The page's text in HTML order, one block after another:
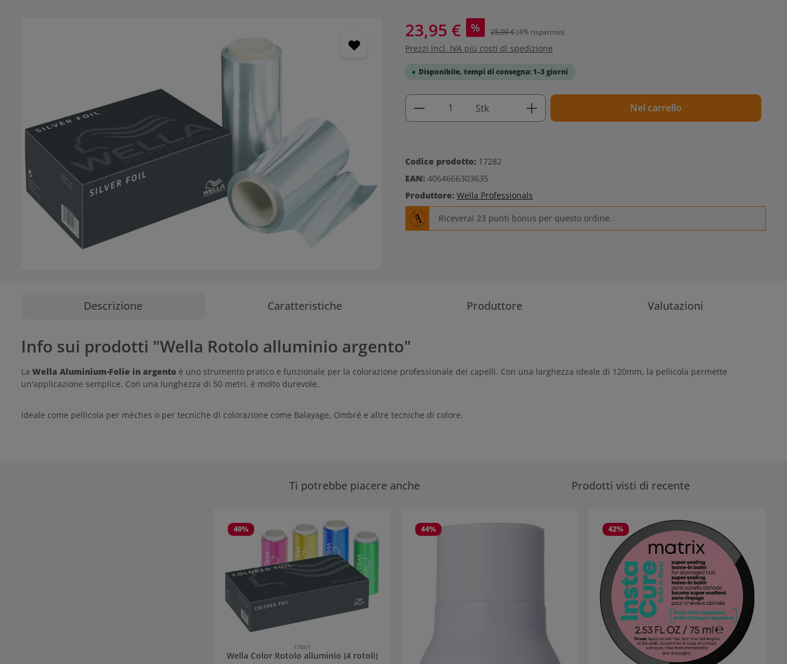
23,95 € % 25,00 €(4% risparmio)
Prezzi incl. IVA più costi di spedizione
Disponibile, tempi di consegna: 1–3 giorni
Quantità del prodotto: inserisci la quantità desiderata o
Stk Nel carrello
Codice prodotto: 17282
EAN: 4064666303635
Produttore: Wella Professionals
Riceverai 23 punti bonus per questo ordine.
Descrizione Caratteristiche Produttore Valutazioni
Info sui prodotti "Wella Rotolo alluminio argento"
La Wella Aluminium-Folie in argento è uno strumento pratico e funzionale per la colorazione professionale dei capelli. Con una larghezza ideale di 120mm, la pellicola permette
un'applicazione semplice. Con una lunghezza di 50 metri, è molto durevole.
Ideale come pellicola per mèches o per tecniche di colorazione come Balayage, Ombré e altre tecniche di colore.
Ti potrebbe piacere anche Prodotti visti di recente
40%
17001
Wella Color Rotolo alluminio (4 rotoli)
44% 42%